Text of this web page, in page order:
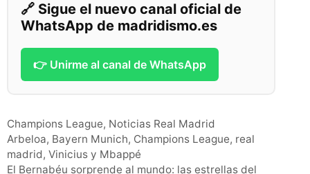
🔗 Sigue el nuevo canal oficial de
WhatsApp de madridismo.es
👉 Unirme al canal de WhatsApp
Categorías
Champions League, Noticias Real Madrid
Etiquetas
Arbeloa, Bayern Munich, Champions League, real
madrid, Vinicius y Mbappé
El Bernabéu sorprende al mundo: las estrellas del